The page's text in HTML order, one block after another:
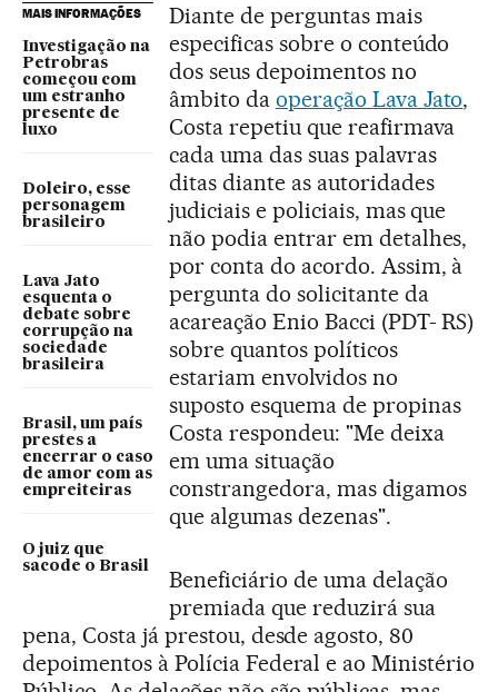
MAIS INFORMAÇÕES
Investigação na
Petrobras
começou com
um estranho
presente de
luxo
Doleiro, esse
personagem
brasileiro
Lava Jato
esquenta o
debate sobre
corrupção na
sociedade
brasileira
Brasil, um país
prestes a
encerrar o caso
de amor com as
empreiteiras
O juiz que
sacode o Brasil
Diante de perguntas mais
especificas sobre o conteúdo
dos seus depoimentos no
âmbito da operação Lava Jato,
Costa repetiu que reafirmava
cada uma das suas palavras
ditas diante as autoridades
judiciais e policiais, mas que
não podia entrar em detalhes,
por conta do acordo. Assim, à
pergunta do solicitante da
acareação Enio Bacci (PDT- RS)
sobre quantos políticos
estariam envolvidos no
suposto esquema de propinas
Costa respondeu: "Me deixa
em uma situação
constrangedora, mas digamos
que algumas dezenas".
Beneficiário de uma delação
premiada que reduzirá sua
pena, Costa já prestou, desde agosto, 80
depoimentos à Polícia Federal e ao Ministério